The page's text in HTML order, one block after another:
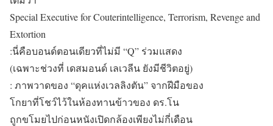
Special Executive for Couterintelligence, Terrorism, Revenge and
Extortion
:นี่คือบอนด์ตอนเดียวที่ไม่มี “Q” ร่วมแสดง
(เฉพาะช่วงที่ เดสมอนด์ เลเวลีน ยังมีชีวิตอยู่)
: ภาพวาดของ “ดุคแห่งเวลลิงตัน” จากฝีมือของ
โกยาที่โชว์ไว้ในห้องทานข้าวของ ดร.โน
ถูกขโมยไปก่อนหนังเปิดกล้องเพียงไม่กี่เดือน